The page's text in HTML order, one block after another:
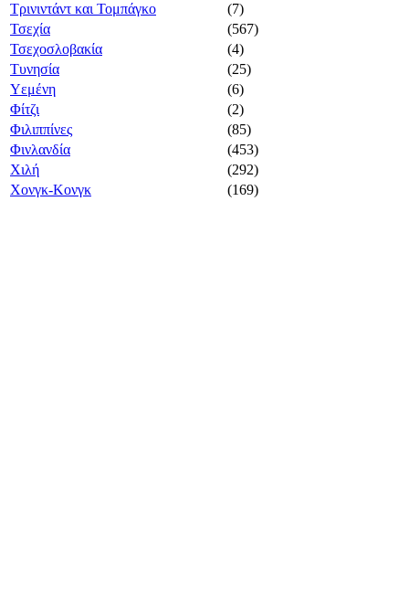
Τρινιντάντ και Τομπάγκο
(7)
Τσεχία
(567)
Τσεχοσλοβακία
(4)
Τυνησία
(25)
Υεμένη
(6)
Φίτζι
(2)
Φιλιππίνες
(85)
Φινλανδία
(453)
Χιλή
(292)
Χονγκ-Κονγκ
(169)